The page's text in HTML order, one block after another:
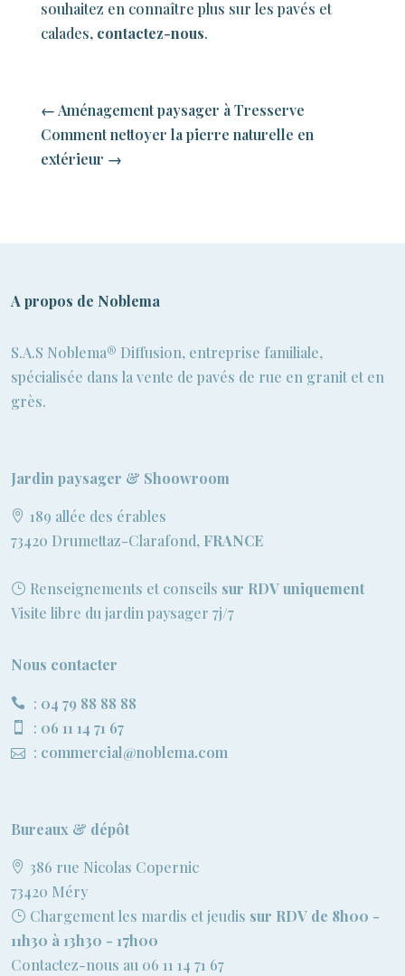
souhaitez en connaître plus sur les pavés et
calades, contactez-nous.
←Aménagement paysager à Tresserve
Comment nettoyer la pierre naturelle en
extérieur →
A propos de Noblema
S.A.S Noblema® Diffusion, entreprise familiale,
spécialisée dans la vente de pavés de rue en granit et en
grès.
Jardin paysager & Shoowroom
189 allée des érables
73420 Drumettaz-Clarafond, FRANCE
Renseignements et conseils sur RDV uniquement
Visite libre du jardin paysager 7j/7
Nous contacter
: 04 79 88 88 88
: 06 11 14 71 67
: commercial@noblema.com
Bureaux & dépôt
386 rue Nicolas Copernic
73420 Méry
Chargement les mardis et jeudis sur RDV de 8h00 -
11h30 à 13h30 - 17h00
Contactez-nous au 06 11 14 71 67